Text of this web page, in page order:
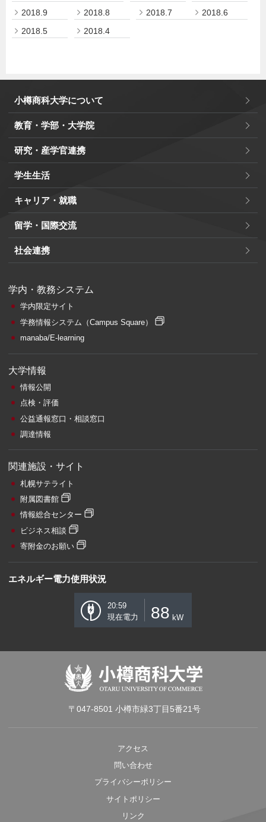
2018.9
2018.8 2018.7
2018.6
2018.5
2018.4
小樽商科大学について
教育・学部・大学院
研究・産学官連携
学生生活
キャリア・就職
留学・国際交流
社会連携
学内・教務システム
学内限定サイト
学務情報システム （Campus Square）
manaba/E-learning
大学情報
情報公開
点検・評価
公益通報窓口・相談窓口
調達情報
関連施設・サイト
札幌サテライト
附属図書館
情報総合センター
ビジネス相談
寄附金のお願い
エネルギー電力使用状況
20:59
現在電力
88 kW
〒047-8501 小樽市緑3丁目5番21号
アクセス
問い合わせ
プライバシーポリシー
サイトポリシー
リンク